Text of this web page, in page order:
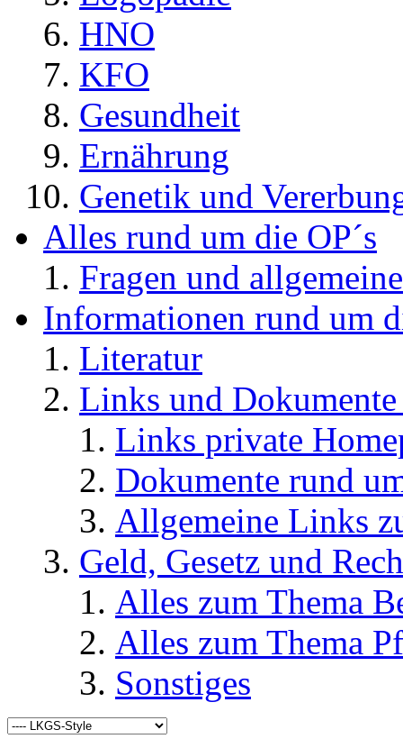
HNO
KFO
Gesundheit
Ernährung
Genetik und
Alles rund um die OP´s
Fragen und
Informationen rund um
Literatur
Links und
Links private
Dokumente rund
Allgemeine Links
Geld, Gesetz und
Alles zum Thema
Alles zum Thema
Sonstiges